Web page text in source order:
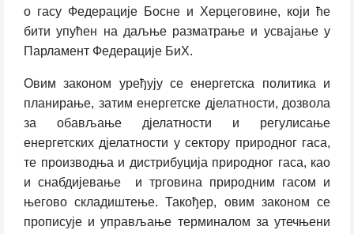
о гасу Федерације Босне и Херцеговине, који ће
бити упућен на даљње разматрање и усвајање у
Парламент Федерације БиХ.
Овим законом уређују се енергетска политика и
планирање, затим енергетске дјелатности, дозвола
за обављање дјелатности и регулисање
енергетских дјелатности у сектору природног гаса,
те производња и дистрибуција природног гаса, као
и снабдијевање
и трговина природним гасом и
његово складиштење. Такођер, овим законом се
прописује и управљање терминалом за утечњени